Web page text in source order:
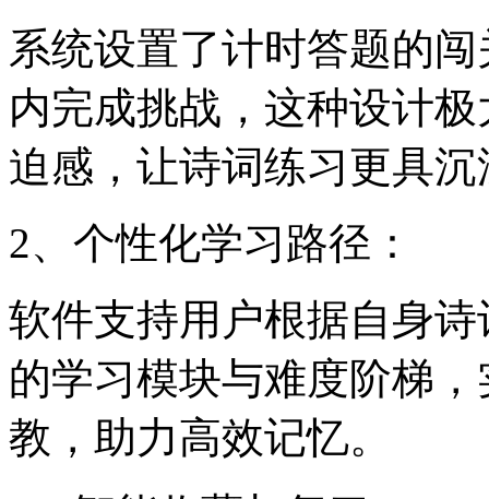
系统设置了计时答题的
内完成挑战，这种设计
迫感，让诗词练习更具
2、个性化学习路径：
软件支持用户根据自身
的学习模块与难度阶梯
教，助力高效记忆。